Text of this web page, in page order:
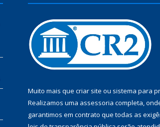
Muito mais que criar site ou sistema para
Realizamos uma assessoria completa,
garantimos em contrato que todas as